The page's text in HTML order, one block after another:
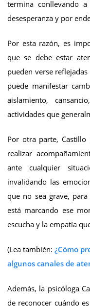
termina conllevando
desesperanza y por
Por esta razón, es
que se debe estar
pueden verse
puede manifestar
aislamiento,
actividades que
Por otra parte,
realizar
ante cualquier
invalidando las
que no sea grave,
está marcando ese
escucha y la empatía
(Lea también: ¿Cómo
algunos canales de
Además, la psicóloga
de reconocer cuándo